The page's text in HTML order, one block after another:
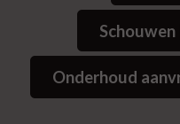
Onderhoud